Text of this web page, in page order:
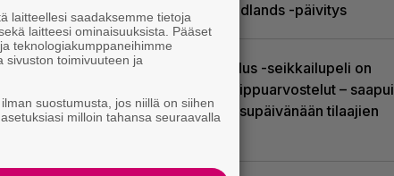
Recon Wildlands -päivitys
4
Uusi PS Plus -seikkailupeli on
saanut huippuarvostelut – saapui
heti julkaisupäivänään tilaajien
laitteellesi saadaksemme tietoja
laitteesi ominaisuuksista. Pääset
teknologiakumppaneihimme
sivuston toimivuuteen ja
suostumusta, jos niillä on siihen
milloin tahansa seuraavalla